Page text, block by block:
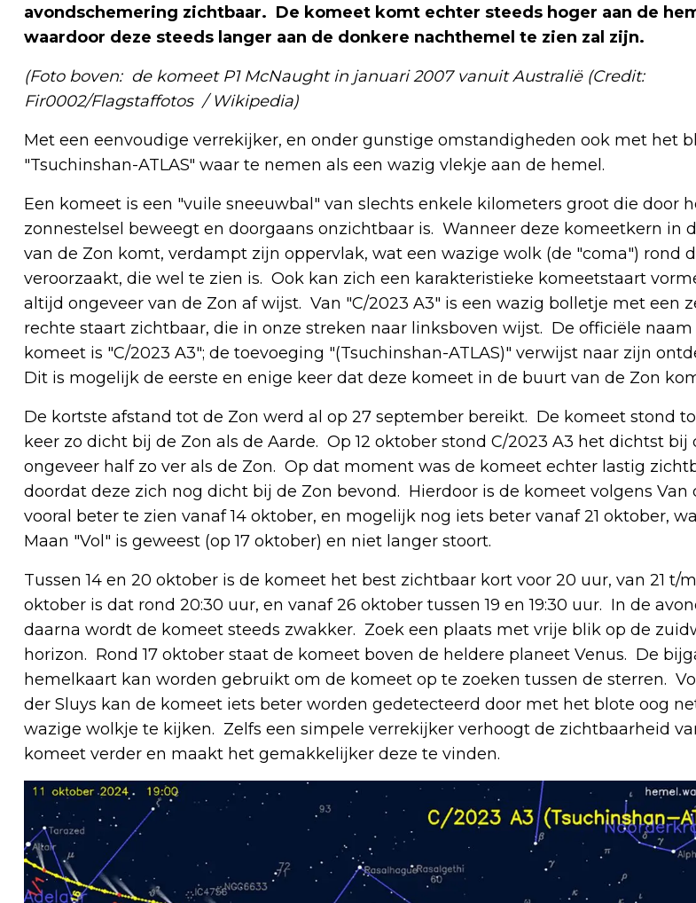
avondschemering zichtbaar. De komeet komt echter steeds hoger aan de
waardoor deze steeds langer aan de donkere nachthemel te zien zal zijn.
(Foto boven: de komeet P1 McNaught in januari 2007 vanuit Australië (Credit:
Fir0002/Flagstaffotos / Wikipedia)
Met een eenvoudige verrekijker, en onder gunstige omstandigheden ook met het
"Tsuchinshan-ATLAS" waar te nemen als een wazig vlekje aan de hemel.
Een komeet is een "vuile sneeuwbal" van slechts enkele kilometers groot die door
zonnestelsel beweegt en doorgaans onzichtbaar is. Wanneer deze komeetkern in
van de Zon komt, verdampt zijn oppervlak, wat een wazige wolk (de "coma") rond
veroorzaakt, die wel te zien is. Ook kan zich een karakteristieke komeetstaart
altijd ongeveer van de Zon af wijst. Van "C/2023 A3" is een wazig bolletje met een
rechte staart zichtbaar, die in onze streken naar linksboven wijst. De officiële naam
komeet is "C/2023 A3"; de toevoeging "(Tsuchinshan-ATLAS)" verwijst naar zijn
Dit is mogelijk de eerste en enige keer dat deze komeet in de buurt van de Zon
De kortste afstand tot de Zon werd al op 27 september bereikt. De komeet stond
keer zo dicht bij de Zon als de Aarde. Op 12 oktober stond C/2023 A3 het dichtst bij
ongeveer half zo ver als de Zon. Op dat moment was de komeet echter lastig
doordat deze zich nog dicht bij de Zon bevond. Hierdoor is de komeet volgens Van
vooral beter te zien vanaf 14 oktober, en mogelijk nog iets beter vanaf 21 oktober,
Maan "Vol" is geweest (op 17 oktober) en niet langer stoort.
Tussen 14 en 20 oktober is de komeet het best zichtbaar kort voor 20 uur, van 21 t/
oktober is dat rond 20:30 uur, en vanaf 26 oktober tussen 19 en 19:30 uur. In de
daarna wordt de komeet steeds zwakker. Zoek een plaats met vrije blik op de
horizon. Rond 17 oktober staat de komeet boven de heldere planeet Venus. De
hemelkaart kan worden gebruikt om de komeet op te zoeken tussen de sterren.
der Sluys kan de komeet iets beter worden gedetecteerd door met het blote oog
wazige wolkje te kijken. Zelfs een simpele verrekijker verhoogt de zichtbaarheid
komeet verder en maakt het gemakkelijker deze te vinden.